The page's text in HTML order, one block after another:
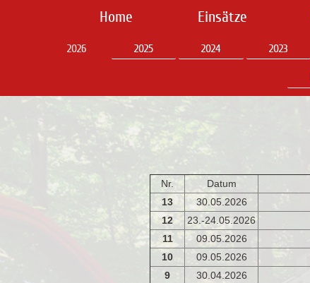
Home Einsätze
2026 2025 2024 2023
Nr. Datum
13
30.05.2026
12
23.-24.05.2026
11
09.05.2026
10
09.05.2026
9
30.04.2026